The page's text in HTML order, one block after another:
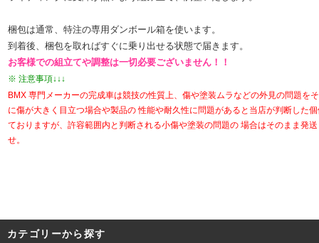
梱包は通常、特注の専用ダンボール箱を使います。
到着後、梱包を取ればすぐに乗り出せる状態で届きます。
お客様での組立てや調整は一切必要ございません！！
※ 注意事項↓↓↓
BMX 専門メーカーの完成車は競技の性質上、傷や塗装ムラなどの外見の問題を
に傷が大きく目立つ場合や製品の 性能や耐久性に問題があると当店が判断した
ておりますが、許容範囲内と判断される小傷や塗装の問題の 場合はそのまま発
せ。
カテゴリーから探す